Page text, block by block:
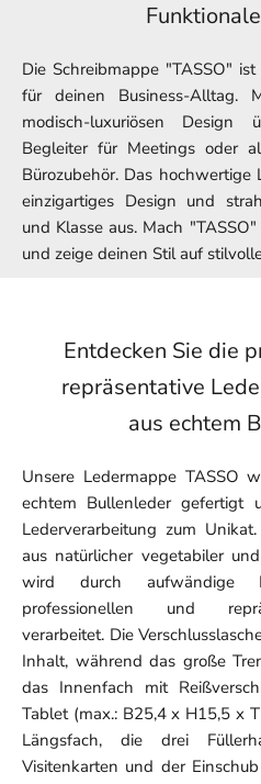
Die Schreibmappe "TASSO"
für deinen Business-Alltag.
modisch-luxuriösen
Begleiter für Meetings oder
Bürozubehör. Das
einzigartiges Design und
und Klasse aus. Mach
und zeige deinen Stil auf
Entdecken Sie die
repräsentative
aus echtem
Unsere Ledermappe TASSO
echtem Bullenleder gefertigt
Lederverarbeitung zum
aus natürlicher vegetabiler
wird durch aufwändige
professionellen und
verarbeitet. Die
Inhalt, während das große
das Innenfach mit
Tablet (max.: B25,4 x H15,5 x
Längsfach, die drei
Visitenkarten und der